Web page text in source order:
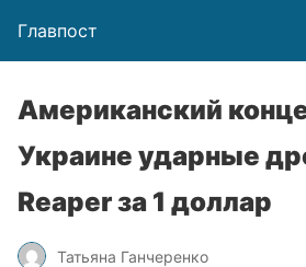
Главпост
Американский
Украине ударные
Reaper за 1 доллар
Татьяна Ганчеренко